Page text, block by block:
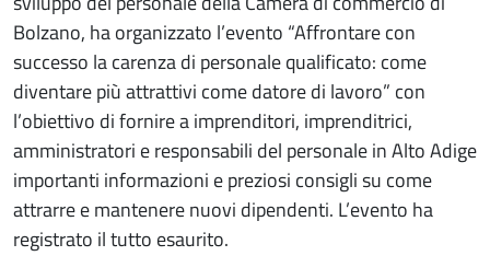
Bolzano, ha organizzato l’evento “Affrontare con
successo la carenza di personale qualificato: come
diventare più attrattivi come datore di lavoro” con
l’obiettivo di fornire a imprenditori, imprenditrici,
amministratori e responsabili del personale in Alto Adige
importanti informazioni e preziosi consigli su come
attrarre e mantenere nuovi dipendenti. L’evento ha
registrato il tutto esaurito.